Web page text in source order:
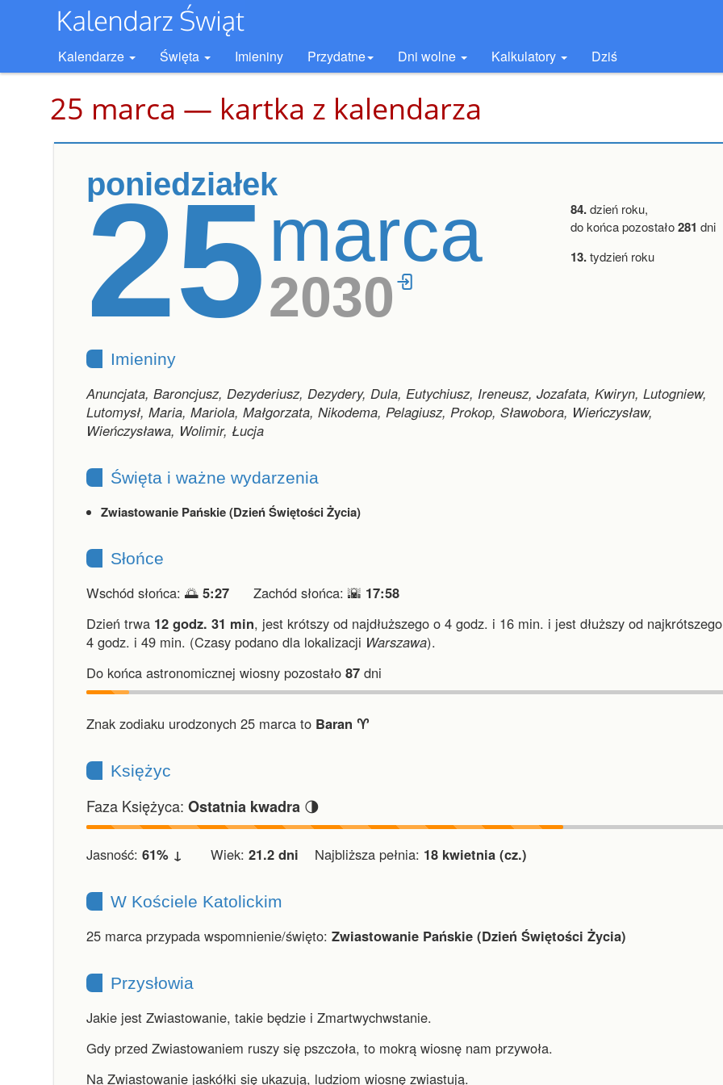
Kalendarze Święta Imieniny Przydatne Dni wolne Kalkulatory Dziś
25 marca — kartka z kalendarza
poniedziałek
25marca
2030
84.dzień roku,
do końca pozostało281 dni
13.tydzień roku
Imieniny
Anuncjata, Baroncjusz, Dezyderiusz, Dezydery, Dula, Eutychiusz, Ireneusz, Jozafata, Kwiryn, Lutogniew,
Lutomysł, Maria, Mariola, Małgorzata, Nikodema, Pelagiusz, Prokop, Sławobora, Wieńczysław,
Wieńczysława, Wolimir, Łucja
Święta i ważne wydarzenia
Zwiastowanie Pańskie (Dzień Świętości Życia)
Słońce
Wschód słońca: 🌅 5:27 Zachód słońca: 🌇 17:58
Dzień trwa 12 godz. 31 min, jest krótszy od najdłuższego o 4 godz. i 16 min. i jest dłuższy od
4 godz. i 49 min. (Czasy podano dla lokalizacji Warszawa).
Do końca astronomicznej wiosny pozostało 87 dni
Znak zodiaku urodzonych 25 marca to Baran ♈︎
Księżyc
Faza Księżyca: Ostatnia kwadra 🌗
Jasność: 61% ↓ Wiek: 21.2 dni Najbliższa pełnia: 18 kwietnia (cz.)
W Kościele Katolickim
25 marca przypada wspomnienie/święto: Zwiastowanie Pańskie (Dzień Świętości Życia)
Przysłowia
Jakie jest Zwiastowanie, takie będzie i Zmartwychwstanie.
Gdy przed Zwiastowaniem ruszy się pszczoła, to mokrą wiosnę nam przywoła.
Na Zwiastowanie jaskółki się ukazują, ludziom wiosnę zwiastują.